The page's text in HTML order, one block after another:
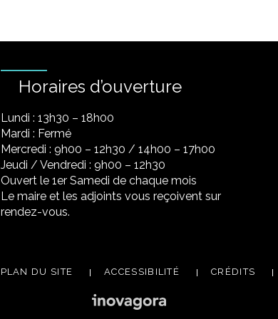
Horaires d’ouverture
Lundi : 13h30 – 18h00
Mardi : Fermé
Mercredi : 9h00 – 12h30 / 14h00 – 17h00
Jeudi / Vendredi : 9h00 – 12h30
Ouvert le 1er Samedi de chaque mois
Le maire et les adjoints vous reçoivent sur
rendez-vous.
PLAN DU SITE ACCESSIBILITÉ CRÉDITS